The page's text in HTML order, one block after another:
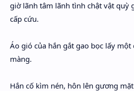
giờ lãnh tâm lãnh tình chật vật quỳ
cấp cứu.
Áo gió của hắn gắt gao bọc lấy
màng.
Hắn cố kìm nén, hôn lên gương